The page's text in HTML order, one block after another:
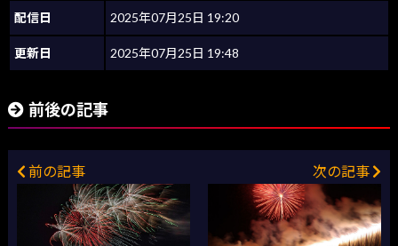
配信日 2025年07月25日 19:20
更新日 2025年07月25日 19:48
前後の記事
前の記事 次の記事